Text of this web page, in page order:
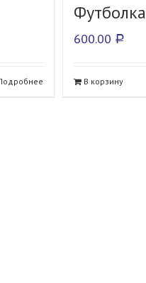
Футболка
600.00 Р
В корзину